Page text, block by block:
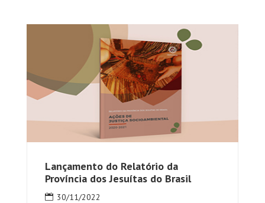
Lançamento do Relatório da
Província dos Jesuítas do Brasil
30/11/2022